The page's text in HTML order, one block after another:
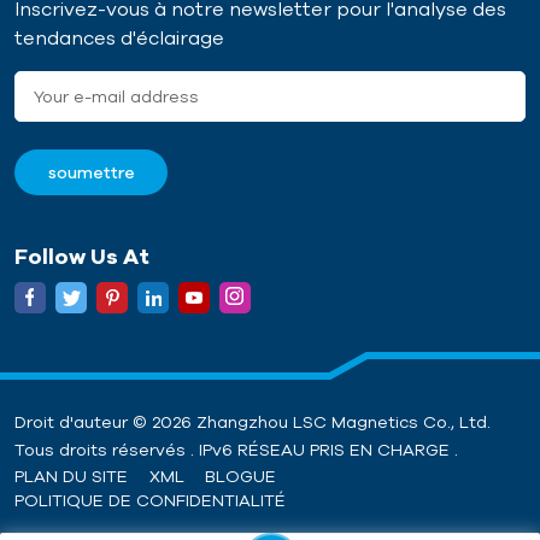
offrant une solution de
l'efficacité de la
Inscrivez-vous à notre newsletter pour l'analyse des
tendances d'éclairage
Follow Us At
Droit d'auteur © 2026 Zhangzhou LSC Magnetics Co., Ltd.
Tous droits réservés . IPv6 RÉSEAU PRIS EN CHARGE .
PLAN DU SITE
XML
BLOGUE
POLITIQUE DE CONFIDENTIALITÉ